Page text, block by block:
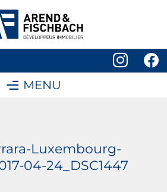
MENU
Luxembourg-
04-24_DSC1447